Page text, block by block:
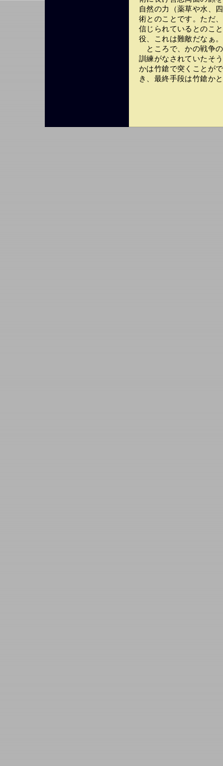
自然の力（薬草や水、
術とのことです。ただ
信じられているとのこ
役、これは難敵だなぁ。
ところで、かの戦争
訓練がなされていたそ
かは竹鎗で突くことが
き、最終手段は竹鎗か